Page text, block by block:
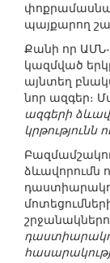
պայքարող
Քանի որ
կազմված
այնտեղ
նոր ազգեր։
ազգերի
կրթությունն
ձևավորումն